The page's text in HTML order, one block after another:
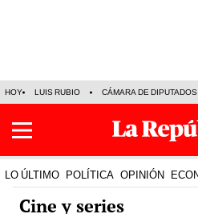
HOY LUIS RUBIO CÁMARA DE DIPUTADOS
LO ÚLTIMO POLÍTICA OPINIÓN
Cine y series